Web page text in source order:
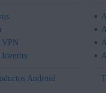
VPN
Identity
Android